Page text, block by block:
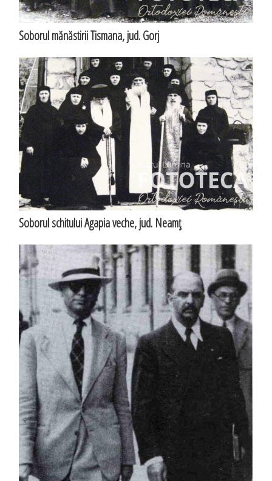
Soborul mănăstirii Tismana, jud. Gorj
Soborul schitului Agapia veche, jud. Neamţ